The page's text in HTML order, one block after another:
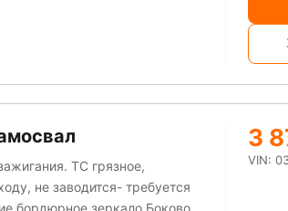
ТС грязное,
не заводится- требуется
3
VIN: